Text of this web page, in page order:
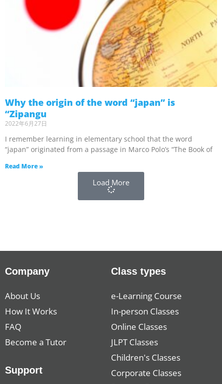
Why the origin of the word “japan” is
“Zipangu
2022年6月27日
I remember learning in elementary school that the word
“japan” originated from a passage in Marco Polo’s “The Book of
Read More »
Load More
Company
About Us
How It Works
FAQ
Become a Tutor
Support
Class types
e-Learning Course
In-person Classes
Online Classes
JLPT Classes
Children's Classes
Corporate Classes